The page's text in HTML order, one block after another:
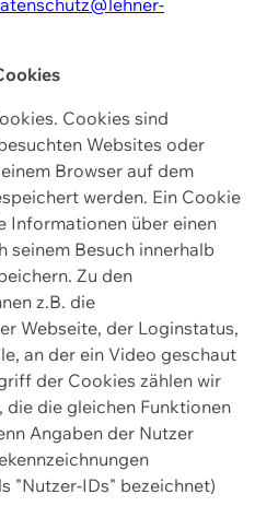
Cookies sind
Websites oder
Browser auf dem
werden. Ein Cookie
Informationen über einen
seinem Besuch innerhalb
Zu den
z.B. die
Webseite, der Loginstatus,
an der ein Video geschaut
der Cookies zählen wir
die gleichen Funktionen
Angaben der Nutzer
"Nutzer-IDs" bezeichnet)